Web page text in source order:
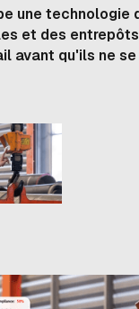
une technologie
et des
avant qu'ils ne